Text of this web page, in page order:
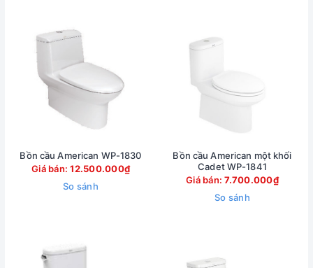
Bồn cầu American WP-1830
Giá bán:12.500.000₫
So sánh
Bồn cầu American một khối
Cadet WP-1841
Giá bán:7.700.000₫
So sánh